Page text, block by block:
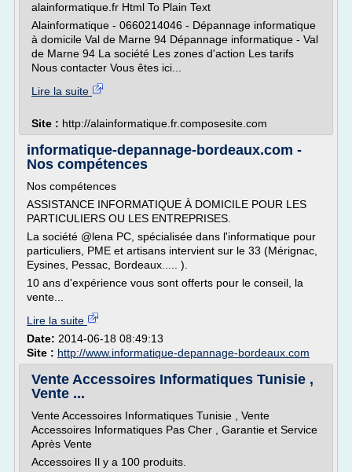
alainformatique.fr Html To Plain Text
Alainformatique - 0660214046 - Dépannage informatique
à domicile Val de Marne 94 Dépannage informatique - Val
de Marne 94 La société Les zones d'action Les tarifs
Nous contacter Vous êtes ici...
Lire la suite
Site : http://alainformatique.fr.composesite.com
informatique-depannage-bordeaux.com -
Nos compétences
Nos compétences
ASSISTANCE INFORMATIQUE À DOMICILE POUR LES
PARTICULIERS OU LES ENTREPRISES.
La société @lena PC, spécialisée dans l'informatique pour
particuliers, PME et artisans intervient sur le 33 (Mérignac,
Eysines, Pessac, Bordeaux..... ).
10 ans d'expérience vous sont offerts pour le conseil, la
vente...
Lire la suite
Date: 2014-06-18 08:49:13
Site : http://www.informatique-depannage-bordeaux.com
Vente Accessoires Informatiques Tunisie ,
Vente ...
Vente Accessoires Informatiques Tunisie , Vente
Accessoires Informatiques Pas Cher , Garantie et Service
Après Vente
Accessoires Il y a 100 produits.